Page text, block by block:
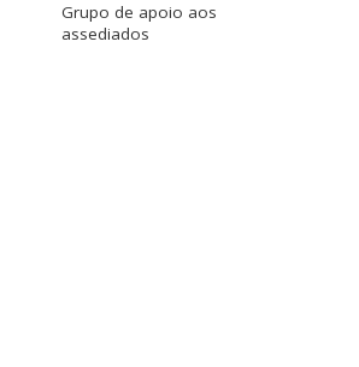
Grupo de apoio aos
assediados